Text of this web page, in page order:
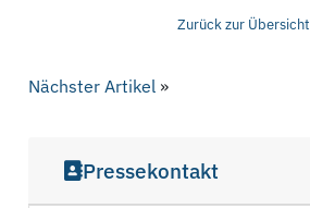
Zurück zur Übersicht
Nächster Artikel »
Pressekontakt